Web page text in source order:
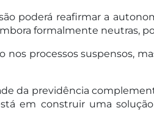
poderá reafirmar a
formalmente neutras,
processos suspensos,
da previdência
em construir uma